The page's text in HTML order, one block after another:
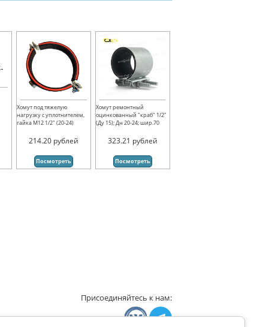
Хомут под тяжелую
нагрузку с уплотнителем,
гайка М12 1/2" (20-24)
214.20 рублей
Посмотреть
Хомут ремонтный
оцинкованный "краб" 1/2"
(Ду 15); Дн 20-24; шир.70
323.21 рублей
Посмотреть
Присоединяйтесь к нам: